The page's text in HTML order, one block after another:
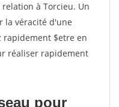
à Torcieu. Un
la véracité d'une
rapidement $etre en
réaliser rapidement
pour